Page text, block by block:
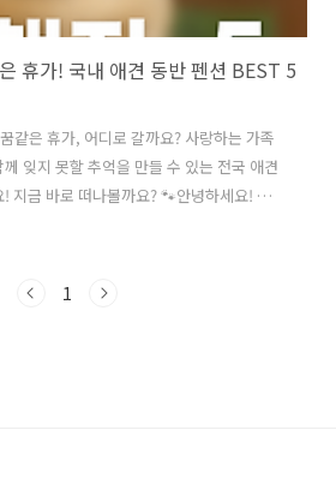
휴가! 국내 애견 동반 펜션 BEST 5
같은 휴가, 어디로 갈까요? 사랑하는 가족
잊지 못할 추억을 만들 수 있는 전국 애견
지금 바로 떠나볼까요? 🐾안녕하세요! 반
별하죠? 주말마다 '우리 강아지랑 어디 가
제가 직접 찾아보고 엄선한, 가족과 반려
1